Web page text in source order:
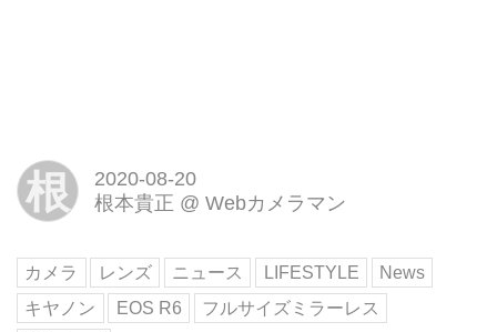
根
2020-08-20
根本貴正 @ Webカメラマン
カメラ レンズ ニュース LIFESTYLE
News
キヤノン
EOS R6
フルサイズミラーレス